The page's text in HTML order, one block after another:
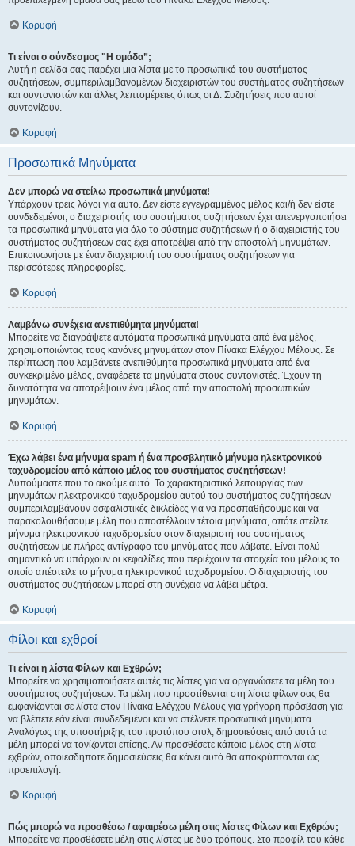
Κορυφή
Τι είναι ο σύνδεσμος "Η ομάδα”;
Αυτή η σελίδα σας παρέχει μια λίστα με το προσωπικό του συστήματος
συζητήσεων, συμπεριλαμβανομένων διαχειριστών του συστήματος συζητήσεων
και συντονιστών και άλλες λεπτομέρειες όπως οι Δ. Συζητήσεις που αυτοί
συντονίζουν.
Κορυφή
Προσωπικά Μηνύματα
Δεν μπορώ να στείλω προσωπικά μηνύματα!
Υπάρχουν τρεις λόγοι για αυτό. Δεν είστε εγγεγραμμένος μέλος και/ή δεν είστε
συνδεδεμένοι, ο διαχειριστής του συστήματος συζητήσεων έχει απενεργοποιήσει
τα προσωπικά μηνύματα για όλο το σύστημα συζητήσεων ή ο διαχειριστής του
συστήματος συζητήσεων σας έχει αποτρέψει από την αποστολή μηνυμάτων.
Επικοινωνήστε με έναν διαχειριστή του συστήματος συζητήσεων για
περισσότερες πληροφορίες.
Κορυφή
Λαμβάνω συνέχεια ανεπιθύμητα μηνύματα!
Μπορείτε να διαγράψετε αυτόματα προσωπικά μηνύματα από ένα μέλος,
χρησιμοποιώντας τους κανόνες μηνυμάτων στον Πίνακα Ελέγχου Μέλους. Σε
περίπτωση που λαμβάνετε ανεπιθύμητα προσωπικά μηνύματα από ένα
συγκεκριμένο μέλος, αναφέρετε τα μηνύματα στους συντονιστές. Έχουν τη
δυνατότητα να αποτρέψουν ένα μέλος από την αποστολή προσωπικών
μηνυμάτων.
Κορυφή
Έχω λάβει ένα μήνυμα spam ή ένα προσβλητικό μήνυμα ηλεκτρονικού
ταχυδρομείου από κάποιο μέλος του συστήματος συζητήσεων!
Λυπούμαστε που το ακούμε αυτό. Το χαρακτηριστικό λειτουργίας των
μηνυμάτων ηλεκτρονικού ταχυδρομείου αυτού του συστήματος συζητήσεων
συμπεριλαμβάνουν ασφαλιστικές δικλείδες για να προσπαθήσουμε και να
παρακολουθήσουμε μέλη που αποστέλλουν τέτοια μηνύματα, οπότε στείλτε
μήνυμα ηλεκτρονικού ταχυδρομείου στον διαχειριστή του συστήματος
συζητήσεων με πλήρες αντίγραφο του μηνύματος που λάβατε. Είναι πολύ
σημαντικό να υπάρχουν οι κεφαλίδες που περιέχουν τα στοιχεία του μέλους το
οποίο απέστειλε το μήνυμα ηλεκτρονικού ταχυδρομείου. Ο διαχειριστής του
συστήματος συζητήσεων μπορεί στη συνέχεια να λάβει μέτρα.
Κορυφή
Φίλοι και εχθροί
Τι είναι η λίστα Φίλων και Εχθρών;
Μπορείτε να χρησιμοποιήσετε αυτές τις λίστες για να οργανώσετε τα μέλη του
συστήματος συζητήσεων. Τα μέλη που προστίθενται στη λίστα φίλων σας θα
εμφανίζονται σε λίστα στον Πίνακα Ελέγχου Μέλους για γρήγορη πρόσβαση για
να βλέπετε εάν είναι συνδεδεμένοι και να στέλνετε προσωπικά μηνύματα.
Αναλόγως της υποστήριξης του προτύπου στυλ, δημοσιεύσεις από αυτά τα
μέλη μπορεί να τονίζονται επίσης. Αν προσθέσετε κάποιο μέλος στη λίστα
εχθρών, οποιεσδήποτε δημοσιεύσεις θα κάνει αυτό θα αποκρύπτονται ως
προεπιλογή.
Κορυφή
Πώς μπορώ να προσθέσω / αφαιρέσω μέλη στις λίστες Φίλων και Εχθρών;
Μπορείτε να προσθέσετε μέλη στις λίστες με δύο τρόπους. Στο προφίλ του κάθε